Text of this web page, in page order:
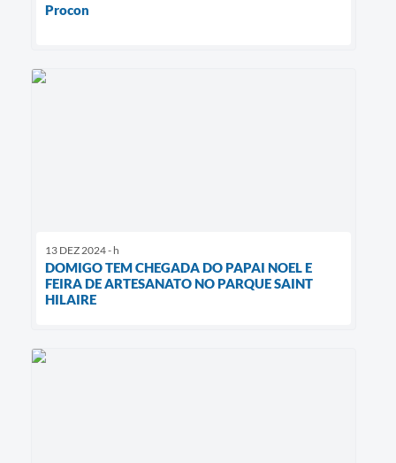
Procon
13 DEZ 2024 - h
DOMIGO TEM CHEGADA DO PAPAI NOEL E
FEIRA DE ARTESANATO NO PARQUE SAINT
HILAIRE